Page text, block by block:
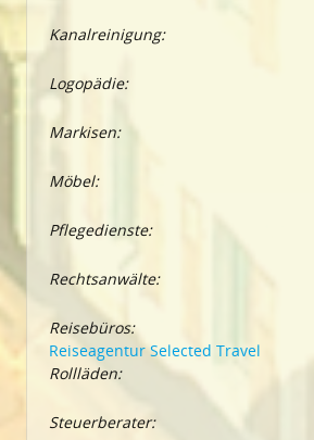
Kanalreinigung:
Logopädie:
Markisen:
Möbel:
Pflegedienste:
Rechtsanwälte:
Reisebüros:
Reiseagentur Selected Travel
Rollläden:
Steuerberater: